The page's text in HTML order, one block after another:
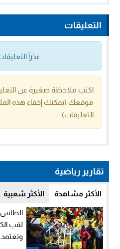
التعليقات
عذراً
اكتب ملاحظة صغيرة عن
موقعك (يمكنك إخفاء هذه
التعليقات)
تقارير رياضية
الأكثر مشاهدة الأكثر شعبية
الطاس
لقب
وتعتمد...